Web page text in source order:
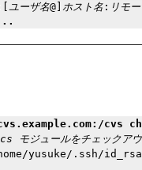
ユーザ名@] ホスト名: リモ
cvs
モジュールをチェックア
yusuke/.ssh/